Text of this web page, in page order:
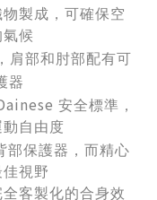
製成，可確保空
候
肩部和肘部配有可
器
安全標準，
自由度
部保護器，而精心
視野
客製化的合身效